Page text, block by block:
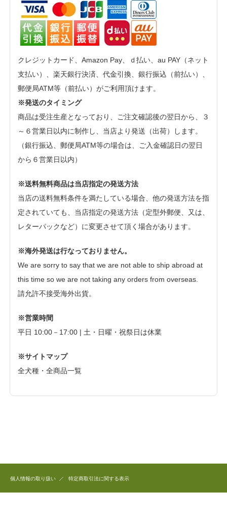
クレジットカード、Amazon Pay、ｄ払い、au PAY（ネット
支払い）、楽天銀行決済、代金引換、銀行振込（前払い）、
郵便局ATM等（前払い）がご利用頂けます。
※発送のタイミング
商品は受注生産となっており、ご注文確認後の翌日から、３
～６営業日以内に制作し、当店より発送（出荷）します。
（銀行振込、郵便局ATM等の場合は、ご入金確認日の翌日
から６営業日以内）
※送料無料商品は当店指定の発送方法
当店の送料無料条件を満たしている場合、他の発送方法を指
定されていても、当店指定の発送方法（定型外郵便、又は、
レターパックなど）に変更させて頂く場合があります。
※海外発送は行なっておりません。
We are sorry to say that we are not able to ship abroad at
this time so we are not taking any orders from overseas.
請允許不接受海外出貨。
※営業時間
平日 10:00－17:00 | 土・日曜・祝祭日は休業
※サイトマップ
全犬種・全商品一覧
個人情報の取り扱い 特定商取引法に関する表示